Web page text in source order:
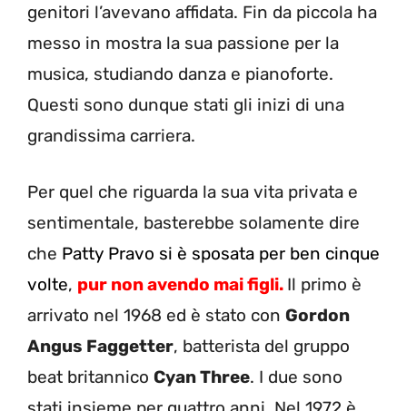
genitori l’avevano affidata. Fin da piccola ha
messo in mostra la sua passione per la
musica, studiando danza e pianoforte.
Questi sono dunque stati gli inizi di una
grandissima carriera.
Per quel che riguarda la sua vita privata e
sentimentale, basterebbe solamente dire
che Patty Pravo si è sposata per ben cinque
volte, pur non avendo mai figli. Il primo è
arrivato nel 1968 ed è stato con Gordon
Angus Faggetter, batterista del gruppo
beat britannico Cyan Three. I due sono